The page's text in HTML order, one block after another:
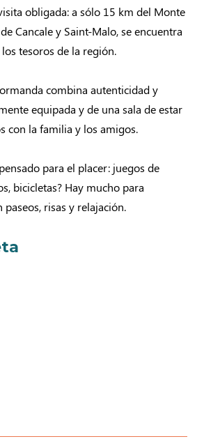
obligada: a sólo 15 km del Monte
Cancale y Saint-Malo, se encuentra
tesoros de la región.
combina autenticidad y
equipada y de una sala de estar
con la familia y los amigos.
para el placer: juegos de
bicicletas? Hay mucho para
risas y relajación.